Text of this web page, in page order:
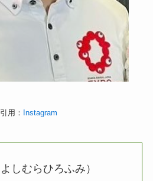
用： Instagram
しむらひろふみ）